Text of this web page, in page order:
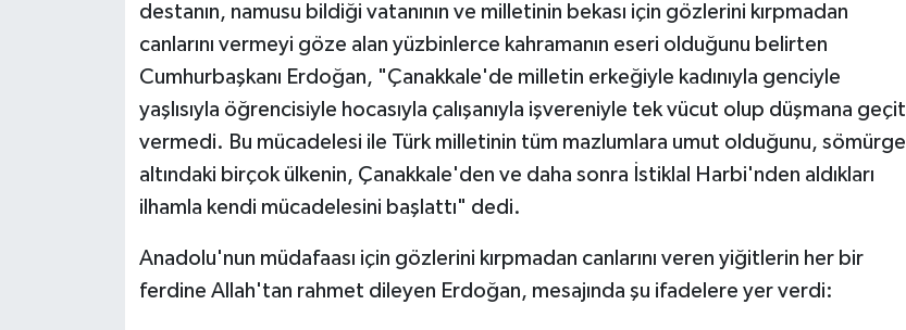
destanın, namusu bildiği vatanının ve milletinin bekası için gözlerini kırpmadan
canlarını vermeyi göze alan yüzbinlerce kahramanın eseri olduğunu belirten
Cumhurbaşkanı Erdoğan, "Çanakkale'de milletin erkeğiyle kadınıyla genciyle
yaşlısıyla öğrencisiyle hocasıyla çalışanıyla işvereniyle tek vücut olup düşmana geçit
vermedi. Bu mücadelesi ile Türk milletinin tüm mazlumlara umut olduğunu, sömürge
altındaki birçok ülkenin, Çanakkale'den ve daha sonra İstiklal Harbi'nden aldıkları
ilhamla kendi mücadelesini başlattı" dedi.
Anadolu'nun müdafaası için gözlerini kırpmadan canlarını veren yiğitlerin her bir
ferdine Allah'tan rahmet dileyen Erdoğan, mesajında şu ifadelere yer verdi: